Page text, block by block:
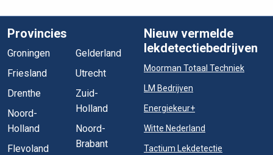
Provincies
Groningen
Friesland
Drenthe
Noord-
Holland
Flevoland
Gelderland
Utrecht
Zuid-
Holland
Noord-
Brabant
Nieuw vermelde
lekdetectiebedrijven
Moorman Totaal Techniek
LM Bedrijven
Energiekeur+
Witte Nederland
Tactium Lekdetectie